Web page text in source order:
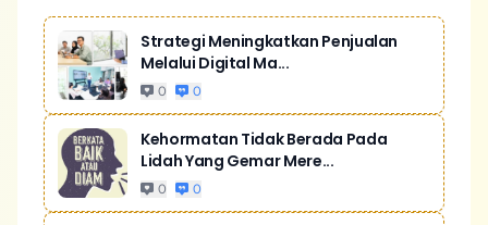
Strategi Meningkatkan Penjualan
Melalui Digital Ma...
0 0
Kehormatan Tidak Berada Pada
Lidah Yang Gemar Mere...
0 0